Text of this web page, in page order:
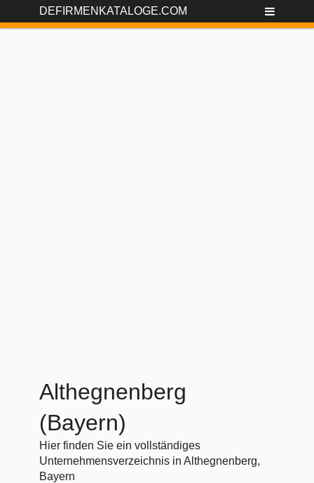
DEFIRMENKATALOGE.COM
Althegnenberg
(Bayern)
Hier finden Sie ein vollständiges
Unternehmensverzeichnis in Althegnenberg,
Bayern